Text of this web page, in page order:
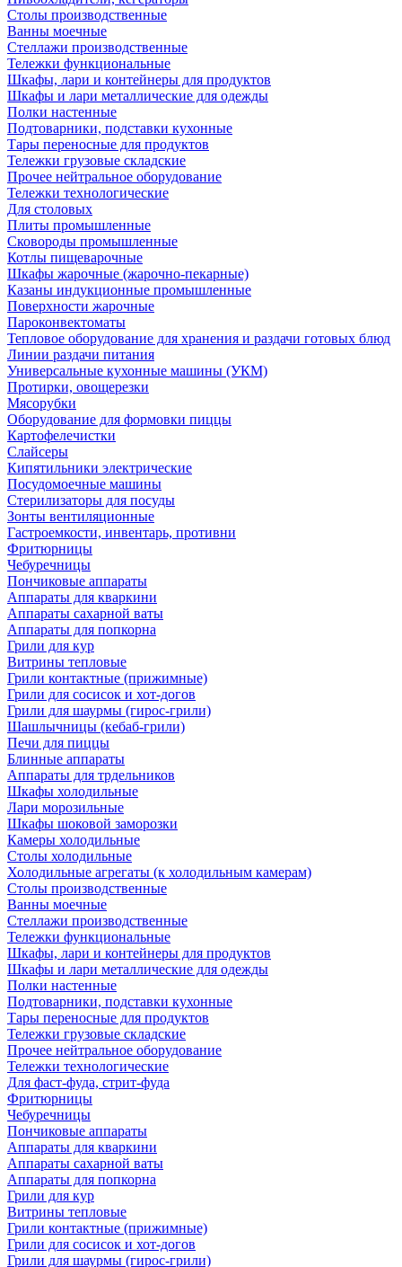
Столы производственные
Ванны моечные
Стеллажи производственные
Тележки функциональные
Шкафы, лари и контейнеры для продуктов
Шкафы и лари металлические для одежды
Полки настенные
Подтоварники, подставки кухонные
Тары переносные для продуктов
Тележки грузовые складские
Прочее нейтральное оборудование
Тележки технологические
Для столовых
Плиты промышленные
Сковороды промышленные
Котлы пищеварочные
Шкафы жарочные (жарочно-пекарные)
Казаны индукционные промышленные
Поверхности жарочные
Пароконвектоматы
Тепловое оборудование для хранения и раздачи готовых блюд
Линии раздачи питания
Универсальные кухонные машины (УКМ)
Протирки, овощерезки
Мясорубки
Оборудование для формовки пиццы
Картофелечистки
Слайсеры
Кипятильники электрические
Посудомоечные машины
Стерилизаторы для посуды
Зонты вентиляционные
Гастроемкости, инвентарь, противни
Фритюрницы
Чебуречницы
Пончиковые аппараты
Аппараты для кваркини
Аппараты сахарной ваты
Аппараты для попкорна
Грили для кур
Витрины тепловые
Грили контактные (прижимные)
Грили для сосисок и хот-догов
Грили для шаурмы (гирос-грили)
Шашлычницы (кебаб-грили)
Печи для пиццы
Блинные аппараты
Аппараты для трдельников
Шкафы холодильные
Лари морозильные
Шкафы шоковой заморозки
Камеры холодильные
Столы холодильные
Холодильные агрегаты (к холодильным камерам)
Столы производственные
Ванны моечные
Стеллажи производственные
Тележки функциональные
Шкафы, лари и контейнеры для продуктов
Шкафы и лари металлические для одежды
Полки настенные
Подтоварники, подставки кухонные
Тары переносные для продуктов
Тележки грузовые складские
Прочее нейтральное оборудование
Тележки технологические
Для фаст-фуда, стрит-фуда
Фритюрницы
Чебуречницы
Пончиковые аппараты
Аппараты для кваркини
Аппараты сахарной ваты
Аппараты для попкорна
Грили для кур
Витрины тепловые
Грили контактные (прижимные)
Грили для сосисок и хот-догов
Грили для шаурмы (гирос-грили)